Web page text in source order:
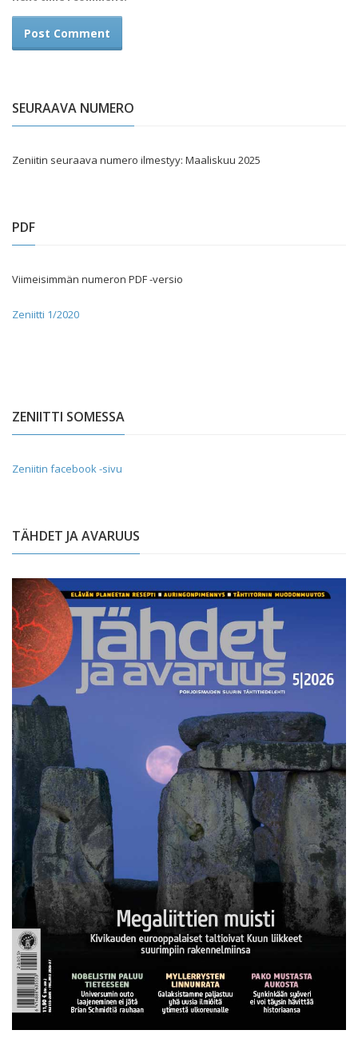
SEURAAVA NUMERO
Zeniitin seuraava numero ilmestyy: Maaliskuu 2025
PDF
Viimeisimmän numeron PDF -versio
Zeniitti 1/2020
ZENIITTI SOMESSA
Zeniitin facebook -sivu
TÄHDET JA AVARUUS